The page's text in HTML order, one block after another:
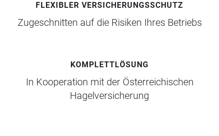
FLEXIBLER VERSICHERUNGSSCHUTZ
Zugeschnitten auf die Risiken Ihres Betriebs
KOMPLETTLÖSUNG
In Kooperation mit der Österreichischen
Hagelversicherung